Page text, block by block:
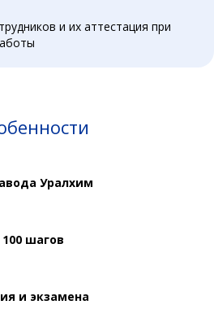
и их аттестация при
Уралхим
шагов
и экзамена